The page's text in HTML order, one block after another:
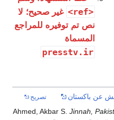
<ref>
غير صحيح؛ لا
نص تم توفيره للمراجع
المسماة
presstv.ir
عن باكستان تصريح
Ahmed, Akbar S. Jinnah,